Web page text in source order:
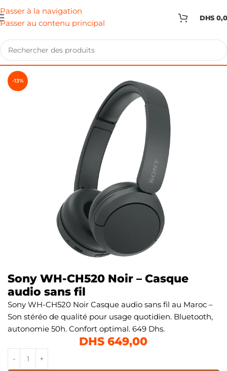
Passer à la navigation
Passer au contenu principal
DHS
-13%
Sony WH-CH520 Noir – Casque
audio sans fil
Sony WH-CH520 Noir Casque audio sans fil au Maroc –
Son stéréo de qualité pour usage quotidien. Bluetooth,
autonomie 50h. Confort optimal. 649 Dhs.
DHS 649,00